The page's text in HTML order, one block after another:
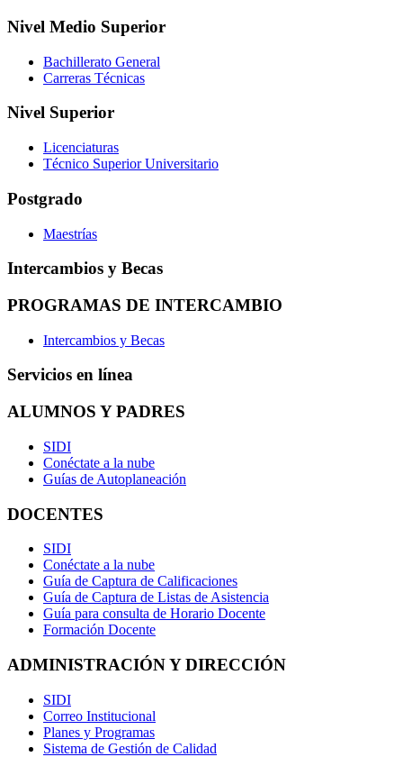
Nivel Medio Superior
Bachillerato General
Carreras Técnicas
Nivel Superior
Licenciaturas
Técnico Superior Universitario
Postgrado
Maestrías
Intercambios y Becas
PROGRAMAS DE INTERCAMBIO
Intercambios y Becas
Servicios en línea
ALUMNOS Y PADRES
SIDI
Conéctate a la nube
Guías de Autoplaneación
DOCENTES
SIDI
Conéctate a la nube
Guía de Captura de Calificaciones
Guía de Captura de Listas de Asistencia
Guía para consulta de Horario Docente
Formación Docente
ADMINISTRACIÓN Y DIRECCIÓN
SIDI
Correo Institucional
Planes y Programas
Sistema de Gestión de Calidad